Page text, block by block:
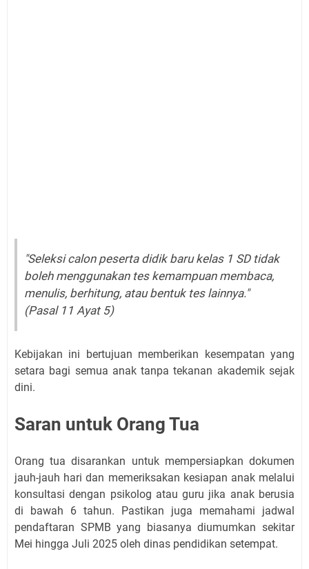
"Seleksi calon peserta didik baru kelas 1 SD tidak
boleh menggunakan tes kemampuan membaca,
menulis, berhitung, atau bentuk tes lainnya."
(Pasal 11 Ayat 5)
Kebijakan ini bertujuan memberikan kesempatan yang
setara bagi semua anak tanpa tekanan akademik sejak
dini.
Saran untuk Orang Tua
Orang tua disarankan untuk mempersiapkan dokumen
jauh-jauh hari dan memeriksakan kesiapan anak melalui
konsultasi dengan psikolog atau guru jika anak berusia
di bawah 6 tahun. Pastikan juga memahami jadwal
pendaftaran SPMB yang biasanya diumumkan sekitar
Mei hingga Juli 2025 oleh dinas pendidikan setempat.